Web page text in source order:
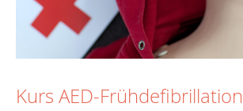
Kurs AED-Frühdefibrillation